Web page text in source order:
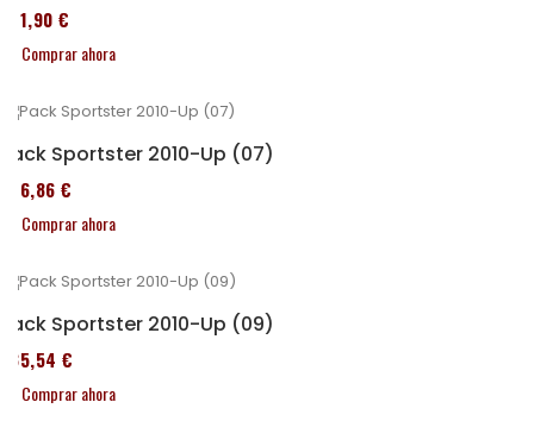
371,90 €
Comprar ahora
Pack Sportster 2010-Up (07)
276,86 €
Comprar ahora
Pack Sportster 2010-Up (09)
235,54 €
Comprar ahora